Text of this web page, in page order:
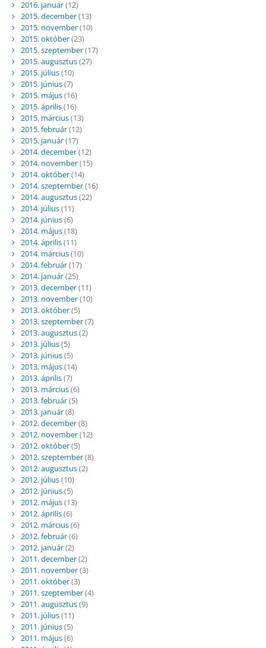
2016. január(12)
2015. december(13)
2015. november(10)
2015. október(23)
2015. szeptember(17)
2015. augusztus(27)
2015. július(10)
2015. június(7)
2015. május(16)
2015. április(16)
2015. március(13)
2015. február(12)
2015. január(17)
2014. december(12)
2014. november(15)
2014. október(14)
2014. szeptember(16)
2014. augusztus(22)
2014. július(11)
2014. június(6)
2014. május(18)
2014. április(11)
2014. március(10)
2014. február(17)
2014. január(25)
2013. december(11)
2013. november(10)
2013. október(5)
2013. szeptember(7)
2013. augusztus(2)
2013. július(5)
2013. június(5)
2013. május(14)
2013. április(7)
2013. március(6)
2013. február(5)
2013. január(8)
2012. december(8)
2012. november(12)
2012. október(5)
2012. szeptember(8)
2012. augusztus(2)
2012. július(10)
2012. június(5)
2012. május(13)
2012. április(6)
2012. március(6)
2012. február(6)
2012. január(2)
2011. december(2)
2011. november(3)
2011. október(3)
2011. szeptember(4)
2011. augusztus(9)
2011. július(11)
2011. június(5)
2011. május(6)